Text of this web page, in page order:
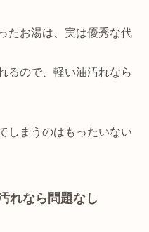
たお湯は、実は優秀な代
るので、軽い油汚れなら
しまうのはもったいない
れなら問題なし